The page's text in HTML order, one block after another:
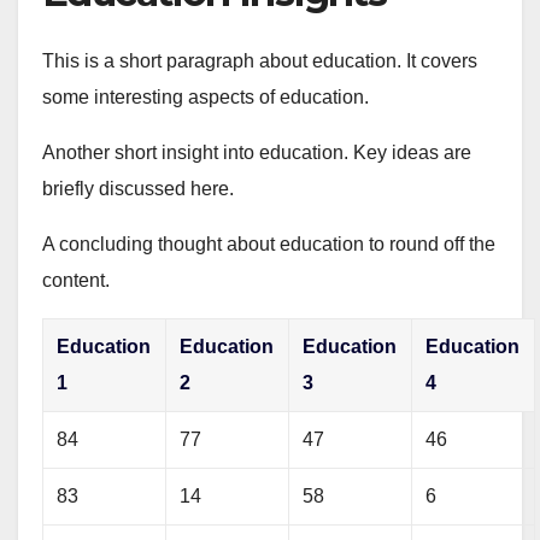
This is a short paragraph about education. It covers
some interesting aspects of education.
Another short insight into education. Key ideas are
briefly discussed here.
A concluding thought about education to round off the
content.
Education
1
Education
2
Education
3
Education
4
84 77 47 46
83 14 58 6